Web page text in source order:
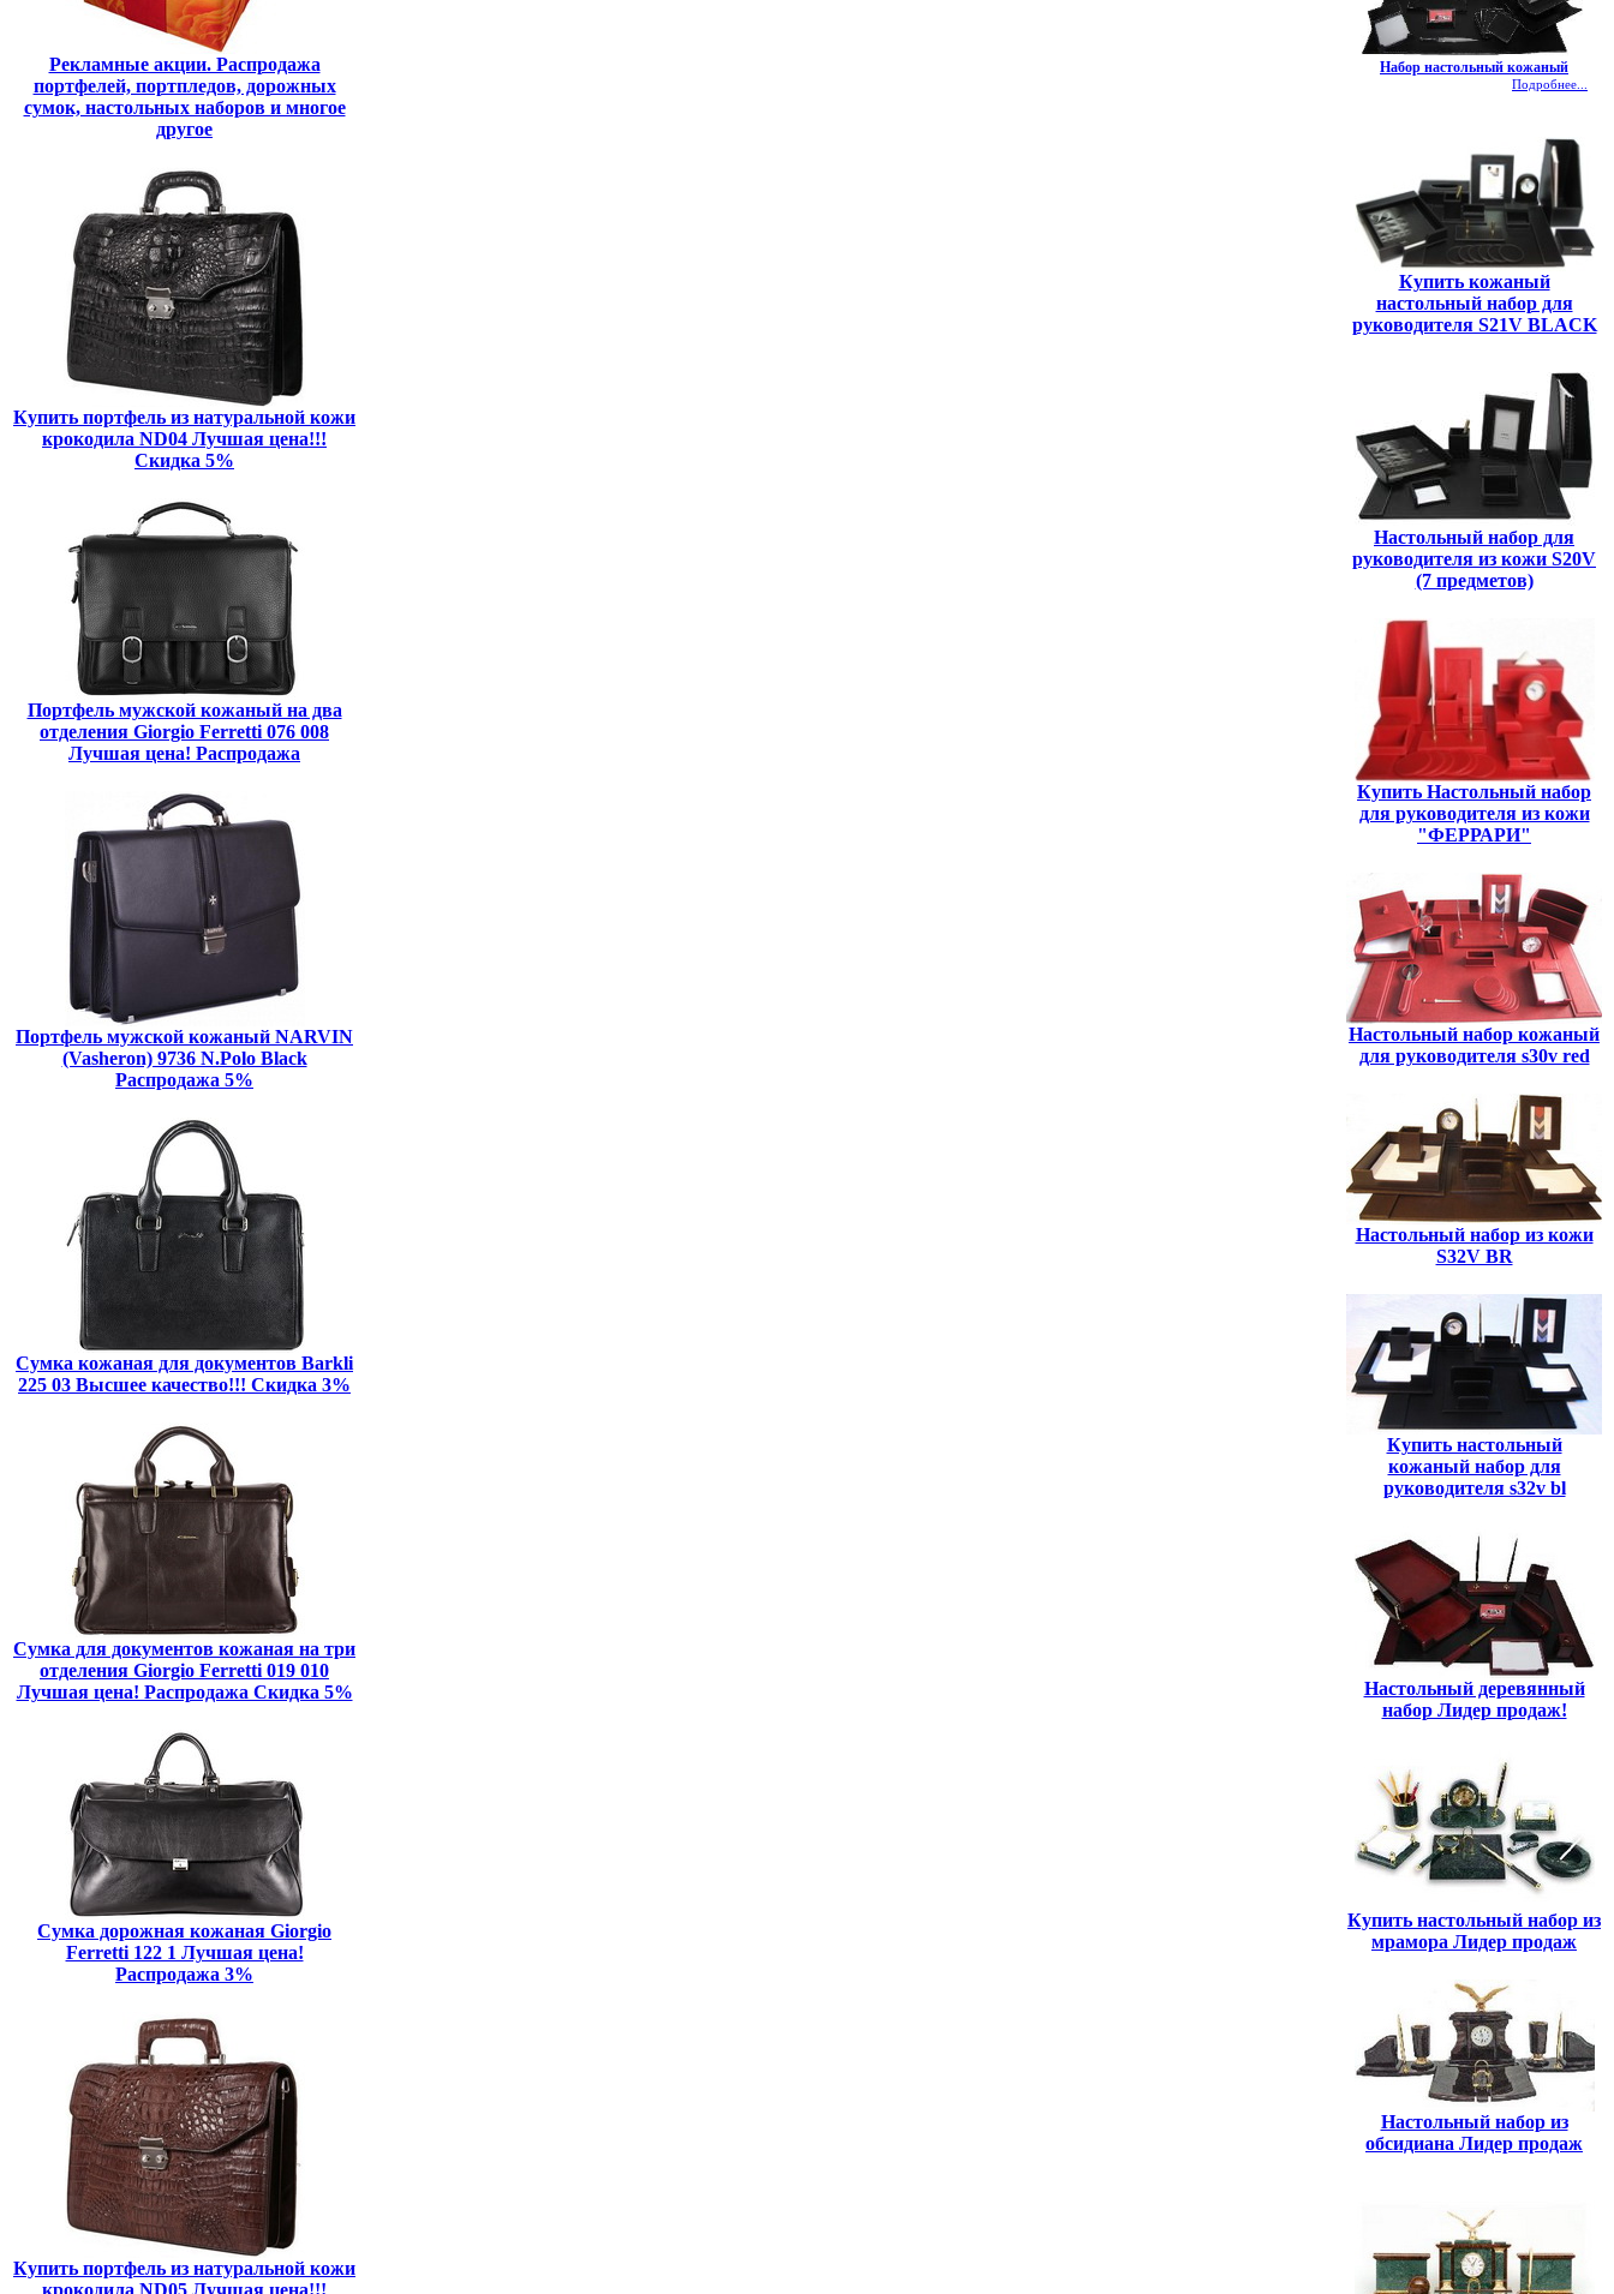
Рекламные акции. Распродажа
портфелей, портпледов, дорожных
сумок, настольных наборов и многое
другое
Купить портфель из натуральной кожи
крокодила ND04 Лучшая цена!!!
Скидка 5%
Портфель мужской кожаный на два
отделения Giorgio Ferretti 076 008
Лучшая цена! Распродажа
Портфель мужской кожаный NARVIN
(Vasheron) 9736 N.Polo Black
Распродажа 5%
Сумка кожаная для документов Barkli
225 03 Высшее качество!!! Скидка 3%
Сумка для документов кожаная на три
отделения Giorgio Ferretti 019 010
Лучшая цена! Распродажа Скидка 5%
Сумка дорожная кожаная Giorgio
Ferretti 122 1 Лучшая цена!
Распродажа 3%
Купить портфель из натуральной кожи
крокодила ND05 Лучшая цена!!!
Набор настольный кожаный
Подробнее...
Купить кожаный
настольный набор для
руководителя S21V BLACK
Настольный набор для
руководителя из кожи S20V
(7 предметов)
Купить Настольный набор
для руководителя из кожи
"ФЕРРАРИ"
Настольный набор кожаный
для руководителя s30v red
Настольный набор из кожи
S32V BR
Купить настольный
кожаный набор для
руководителя s32v bl
Настольный деревянный
набор Лидер продаж!
Купить настольный набор из
мрамора Лидер продаж
Настольный набор из
обсидиана Лидер продаж